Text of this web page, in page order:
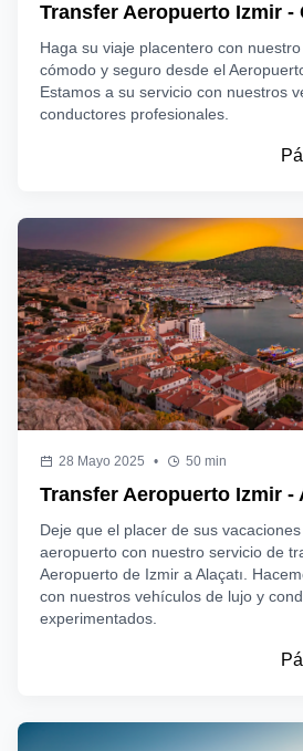
Transfer Aeropuerto Izmir -
Haga su viaje placentero con
cómodo y seguro desde el
Estamos a su servicio con nuestros
conductores profesionales.
28 Mayo 2025 • 50 min
Transfer Aeropuerto Izmir -
Deje que el placer de sus
aeropuerto con nuestro servicio de
Aeropuerto de Izmir a Alaçatı.
con nuestros vehículos de lujo y
experimentados.